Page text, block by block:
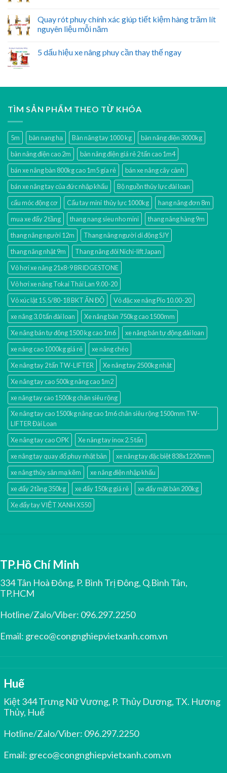
Quay rót phuy chính xác giúp tiết kiệm hàng trăm lít
nguyên liệu mỗi năm
5 dấu hiệu xe nâng phuy cần thay thế ngay
TÌM SẢN PHẨM THEO TỪ KHÓA
5m bàn nang hạ Bàn nâng tay 1000 kg
bàn nâng điện 3000kg
bàn nâng điện cao 2m
bàn nâng điện giá rẻ 2 tấn cao 1m4
bán xe nâng bàn 800kg cao 1m5 gía rẻ
bán xe nâng cây cảnh
bán xe nâng tay của đức nhập khẩu
Bộ nguồn thủy lực đài loan
cẩu móc động cơ
Cẩu tay mini thủy lực 1000kg
hang nâng đơn 8m
mua xe đẩy 2 tầng
thang nang sieu nho mini
thang nâng hàng 9m
thang nâng người 12m
Thang nâng người di động SJY
thang nâng nhật 9m
Thang nâng đôi Nichi-lift Japan
Vỏ hơi xe nâng 21x8-9 BRIDGESTONE
Vỏ hơi xe nâng Tokai Thái Lan 9.00-20
Vỏ xúc lật 15.5/80-18 BKT ẤN ĐỘ
Vỏ đặc xe nâng Pio 10.00-20
xe nâng 3.0 tấn đài loan
Xe nâng bàn 750kg cao 1500mm
Xe nâng bán tự động 1500 kg cao 1m6
xe nâng bán tự động đài loan
xe nâng cao 1000kg giá rẻ
xe nâng chéo
Xe nâng tay 2 tấn TW-LIFTER
Xe nâng tay 2500kg nhật
Xe nâng tay cao 500kg nâng cao 1m2
xe nâng tay cao 1500kg chân siêu rộng
Xe nâng tay cao 1500kg nâng cao 1m6 chân siêu rộng 1500mm TW-
LIFTER Đài Loan
Xe nâng tay cao OPK
Xe nâng tay inox 2.5 tấn
xe nâng tay quay đổ phuy nhật bản
xe nâng tay đặc biệt 838x1220mm
xe nâng thủy sản mạ kẽm
xe nâng điện nhập khấu
xe đẩy 2 tầng 350kg
xe đẩy 150kg giá rẻ
xe đẩy mặt bàn 200kg
Xe đẩy tay VIỆT XANH X550
TP.Hồ Chí Minh
334 Tân Hoà Đông, P. Bình Trị Đông, Q.Bình Tân,
TP.HCM
Hotline/Zalo/Viber: 096.297.2250
Email: greco@congnghiepvietxanh.com.vn
Huế
Kiệt 344 Trưng Nữ Vương, P. Thủy Dương, TX. Hương
Thủy, Huế
Hotline/Zalo/Viber: 096.297.2250
Email: greco@congnghiepvietxanh.com.vn